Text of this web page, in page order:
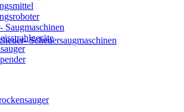
Scheuersaugmaschinen
Saugmaschinen